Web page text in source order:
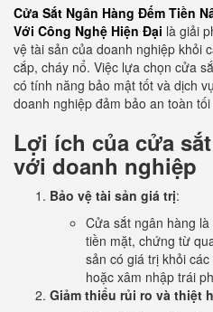
Cửa Sắt Ngân Hàng Đếm Tiền
Với Công Nghệ Hiện Đại là giải
vệ tài sản của doanh nghiệp khỏi
cắp, cháy nổ. Việc lựa chọn cửa
có tính năng bảo mật tốt và dịch
doanh nghiệp đảm bảo an toàn
Lợi ích của cửa
với doanh nghiệp
Bảo vệ tài sản giá trị:
Cửa sắt ngân hàng
tiền mặt, chứng từ
sản có giá trị khỏi
hoặc xâm nhập trái
Giảm thiểu rủi ro và thiệt